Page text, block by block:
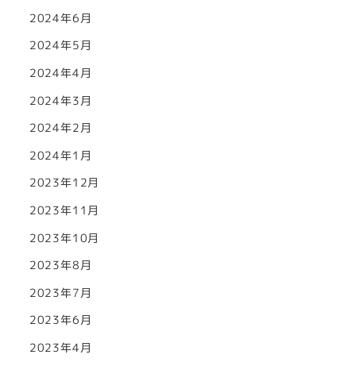
2024年6月
2024年5月
2024年4月
2024年3月
2024年2月
2024年1月
2023年12月
2023年11月
2023年10月
2023年8月
2023年7月
2023年6月
2023年4月